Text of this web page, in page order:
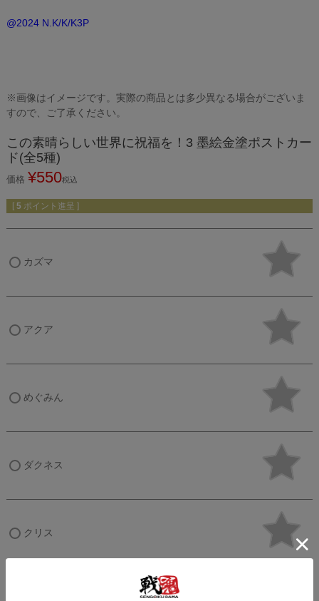
@2024 N.K/K/K3P
※画像はイメージです。実際の商品とは多少異なる場合がございま
すので、ご了承ください。
この素晴らしい世界に祝福を！3 墨絵金塗ポストカー
ド(全5種)
価格 ¥550税込
[ 5 ポイント進呈 ]
カズマ
アクア
めぐみん
ダクネス
クリス